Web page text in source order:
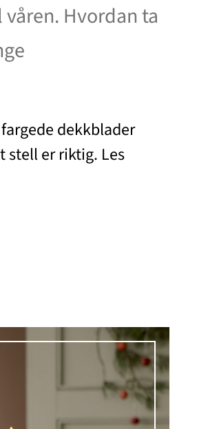
Hvordan ta
dekkblader
stell er riktig. Les